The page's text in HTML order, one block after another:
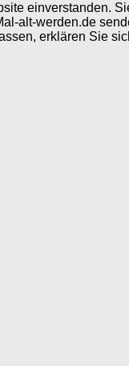
einverstanden.
alt-werden.de
erklären Sie